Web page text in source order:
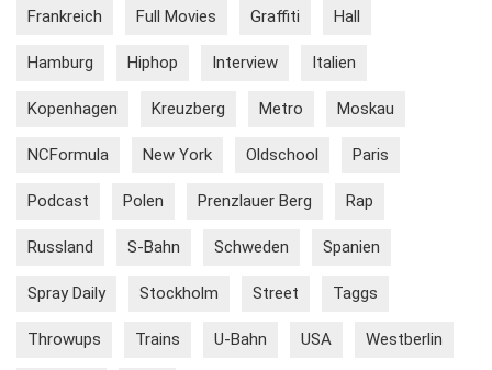
Frankreich Full Movies Graffiti Hall
Hamburg Hiphop Interview Italien
Kopenhagen Kreuzberg Metro Moskau
NCFormula New York Oldschool Paris
Podcast Polen Prenzlauer Berg Rap
Russland S-Bahn Schweden Spanien
Spray Daily Stockholm Street Taggs
Throwups Trains U-Bahn USA Westberlin